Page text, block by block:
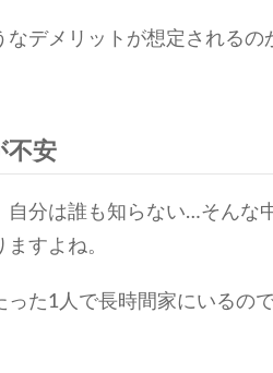
デメリットが想定されるの
不安
自分は誰も知らない…そんな
すよね。
た1人で長時間家にいるの